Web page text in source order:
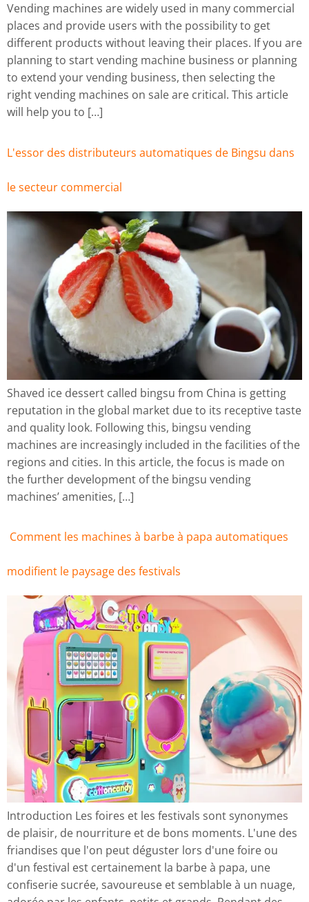
Vending machines are widely used in many commercial
places and provide users with the possibility to get
different products without leaving their places. If you are
planning to start vending machine business or planning
to extend your vending business, then selecting the
right vending machines on sale are critical. This article
will help you to […]
L'essor des distributeurs automatiques de Bingsu dans
le secteur commercial
Shaved ice dessert called bingsu from China is getting
reputation in the global market due to its receptive taste
and quality look. Following this, bingsu vending
machines are increasingly included in the facilities of the
regions and cities. In this article, the focus is made on
the further development of the bingsu vending
machines’ amenities, […]
Comment les machines à barbe à papa automatiques
modifient le paysage des festivals
Introduction Les foires et les festivals sont synonymes
de plaisir, de nourriture et de bons moments. L'une des
friandises que l'on peut déguster lors d'une foire ou
d'un festival est certainement la barbe à papa, une
confiserie sucrée, savoureuse et semblable à un nuage,